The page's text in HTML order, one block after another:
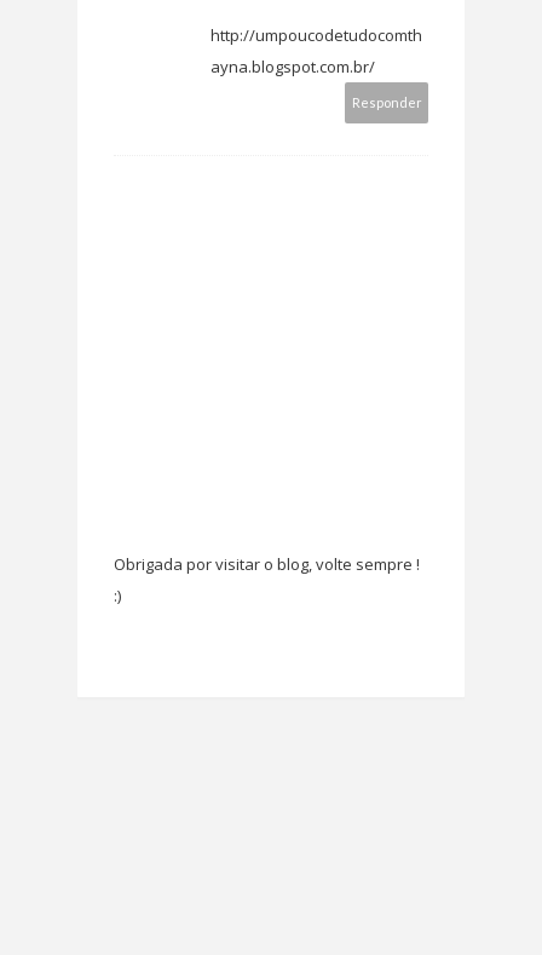
http://umpoucodetudocomth
ayna.blogspot.com.br/
Responder
Obrigada por visitar o blog, volte sempre !
:)